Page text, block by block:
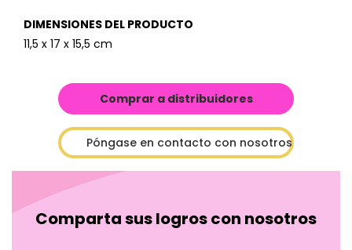
DIMENSIONES DEL PRODUCTO
11,5 x 17 x 15,5 cm
Comprar a distribuidores
Póngase en contacto con nosotros
Comparta sus logros con nosotros